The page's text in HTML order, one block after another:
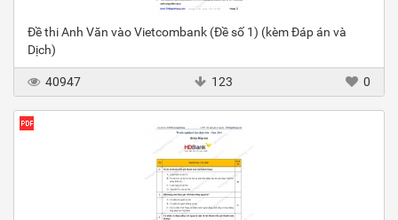
Đề thi Anh Văn vào Vietcombank (Đề số 1) (kèm Đáp án và
Dịch)
40947 123 0